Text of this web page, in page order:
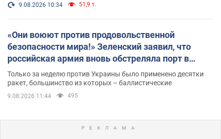
9.08.2026 10:34 51,9 т.
«Они воюют против продовольственной
безопасности мира!» Зеленский заявил, что
российская армия вновь обстреляла порт в
Одессе
Только за неделю против Украины было применено десятки
ракет, большинство из которых – баллистические
9.08.2026 11:44 495